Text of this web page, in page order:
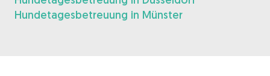
Hundetagesbetreuung in Münster